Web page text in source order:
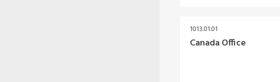
1013.01.01
Canada Office